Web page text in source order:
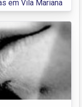
em Vila Mariana